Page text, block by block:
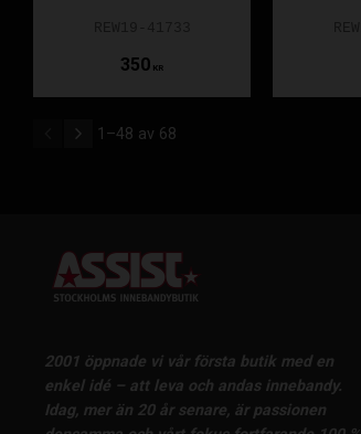
350 KR
1–48 av 68
2001 öppnade vi vår första butik med en
enkel idé – att leva och andas innebandy.
Idag, mer än 20 år senare, är passionen